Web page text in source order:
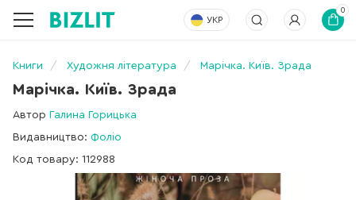
УКР
0
Книги Художня література Марічка. Київ. Зрада
Марічка. Київ. Зрада
Автор Галина Горицька
Видавництво: Фоліо
Код товару: 112988